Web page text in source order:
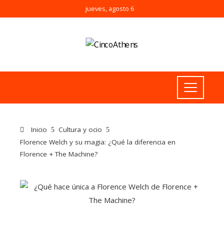
jueves, agosto 6
Inicio
Cultura y ocio
Florence Welch y su magia: ¿Qué la diferencia en
Florence + The Machine?